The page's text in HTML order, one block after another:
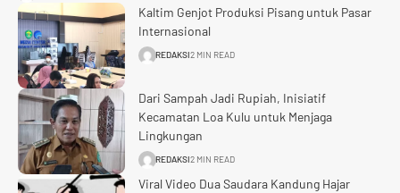
Kaltim Genjot Produksi Pisang untuk Pasar
Internasional
REDAKSI2 MIN READ
Dari Sampah Jadi Rupiah, Inisiatif
Kecamatan Loa Kulu untuk Menjaga
Lingkungan
REDAKSI2 MIN READ
Viral Video Dua Saudara Kandung Hajar